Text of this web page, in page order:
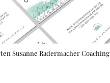
Susanne Radermacher Coaching